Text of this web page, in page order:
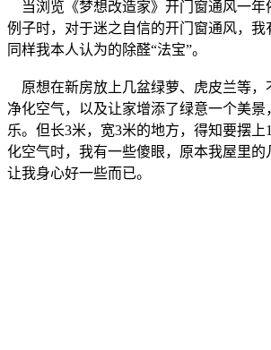
当浏览《梦想改造家》开门窗通风一年
例子时，对于迷之自信的开门窗通风，我
同样我本人认为的除醛“法宝”。
原想在新房放上几盆绿萝、虎皮兰等，
净化空气，以及让家增添了绿意一个美景
乐。但长3米，宽3米的地方，得知要摆上
化空气时，我有一些傻眼，原本我屋里的
让我身心好一些而已。